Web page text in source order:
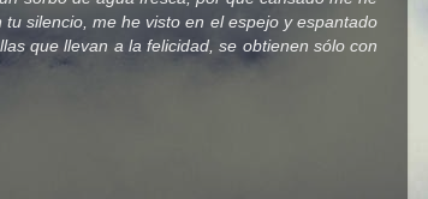
silencio, me he visto en el espejo y espantado
que llevan a la felicidad, se obtienen sólo con